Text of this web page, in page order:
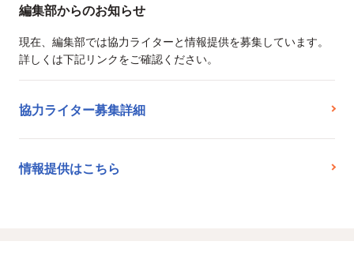
編集部からのお知らせ
現在、編集部では協力ライターと情報提供を募集しています。
詳しくは下記リンクをご確認ください。
協力ライター募集詳細
情報提供はこちら